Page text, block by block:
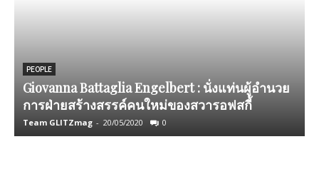
PEOPLE
Giovanna Battaglia Engelbert : นั่งแท่นผู้อำนวย
การฝ่ายสร้างสรรค์คนใหม่ของสวารอฟสกี้
Team GLITZmag - 20/05/2020 0